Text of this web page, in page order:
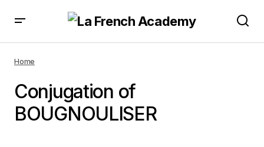
Home
Conjugation of
BOUGNOULISER